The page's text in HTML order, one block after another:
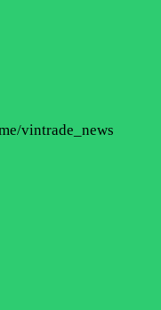
vintrade_news